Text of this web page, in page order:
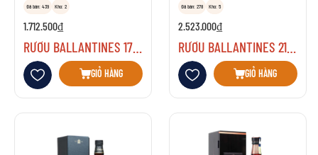
Đã bán: 439 Kho: 2
1.712.500₫
RƯỢU BALLANTINES 17 NĂM
Thêm vào danh sách yêu thích
GIỎ HÀNG
Đã bán: 278 Kho: 5
2.523.000₫
RƯỢU BALLANTINES 21 NĂM
Thêm vào danh sách yêu thích
GIỎ HÀNG